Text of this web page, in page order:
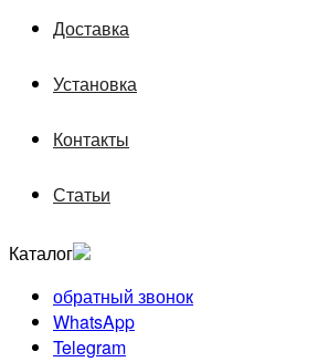
Доставка
Установка
Контакты
Статьи
Каталог
обратный звонок
WhatsApp
Telegram